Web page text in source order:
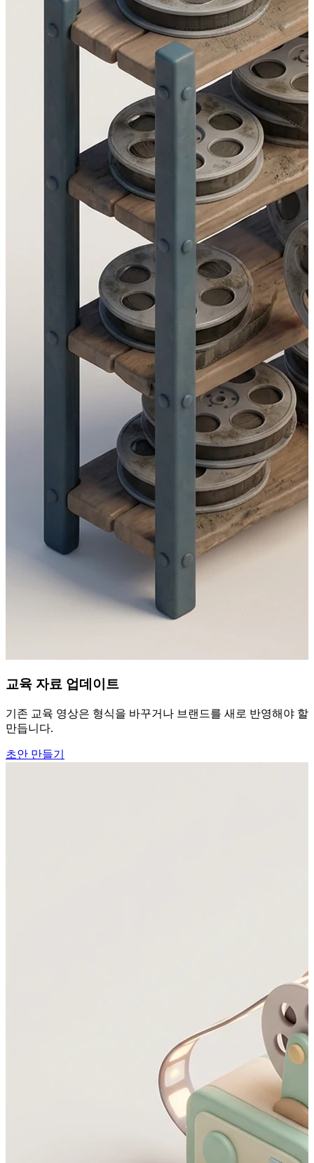
교육 자료 업데이트
기존 교육 영상은 형식을 바꾸거나 브랜드를 새로 반영해야
만듭니다.
초안 만들기